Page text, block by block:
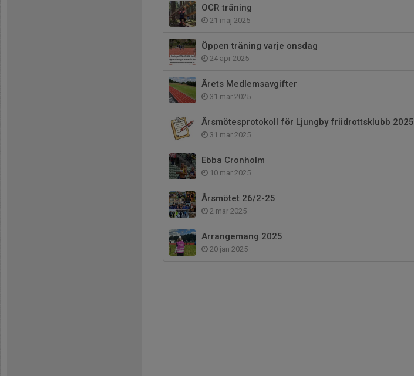
OCR träning
21 maj 2025
Öppen träning varje onsdag
24 apr 2025
Årets Medlemsavgifter
31 mar 2025
Årsmötesprotokoll för Ljungby friidrottsklubb 2025
31 mar 2025
Ebba Cronholm
10 mar 2025
Årsmötet 26/2-25
2 mar 2025
Arrangemang 2025
20 jan 2025